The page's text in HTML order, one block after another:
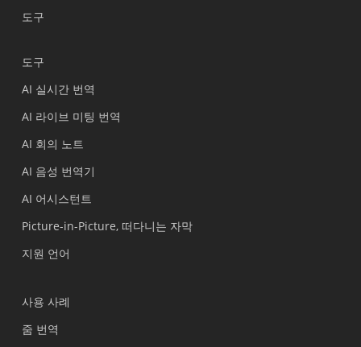
도구
도구
AI 실시간 번역
AI 라이브 미팅 번역
AI 회의 노트
AI 음성 번역기
AI 어시스턴트
Picture-in-Picture, 떠다니는 자막
지원 언어
사용 사례
줌 번역